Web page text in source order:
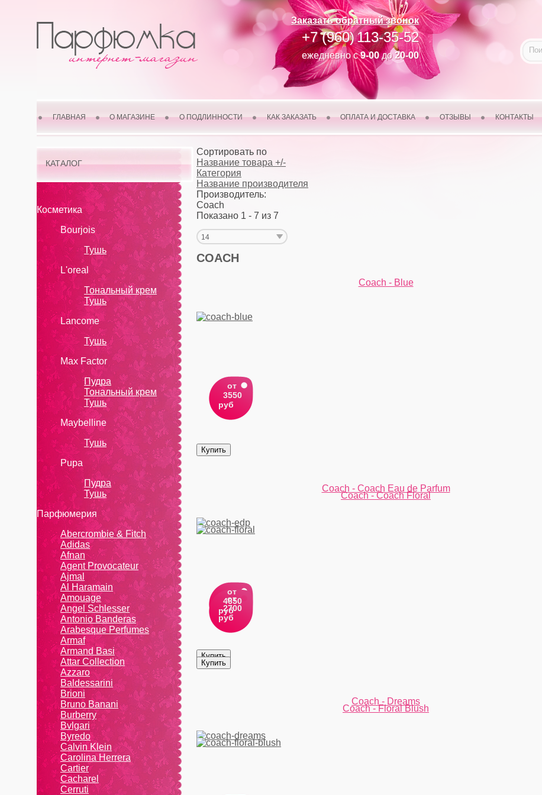
Заказать обратный звонок
+7 (960)113-35-52
ежедневно с9-00до20-00
ГЛАВНАЯ О МАГАЗИНЕ О ПОДЛИННОСТИ КАК ЗАКАЗАТЬ ОПЛАТА И ДОСТАВКА ОТЗЫВЫ КОНТАКТЫ
КАТАЛОГ
Косметика
Bourjois
Тушь
L'oreal
Тональный крем
Тушь
Lanсоmе
Тушь
Max Factor
Пудра
Тональный крем
Тушь
Maybelline
Тушь
Pupa
Пудра
Тушь
Парфюмерия
Abercrombie & Fitch
Adidas
Afnan
Agent Provocateur
Ajmal
Al Haramain
Amouage
Angel Schlesser
Antonio Banderas
Arabesque Perfumes
Armaf
Armand Basi
Attar Collection
Azzaro
Baldessarini
Brioni
Bruno Banani
Burberry
Bvlgari
Byredo
Calvin Klein
Carolina Herrera
Cartier
Caсhаrеl
Cerruti
Сортировать по
Название товара +/-
Категория
Название производителя
Производитель:
Coach
Показано 1 - 7 из 7
14
COACH
Coach - Blue
от
3550
руб
Coach - Coach Eau de Parfum
от
4650
руб
Coach - Coach Floral
от
2700
руб
Coach - Dreams
Coach - Floral Blush